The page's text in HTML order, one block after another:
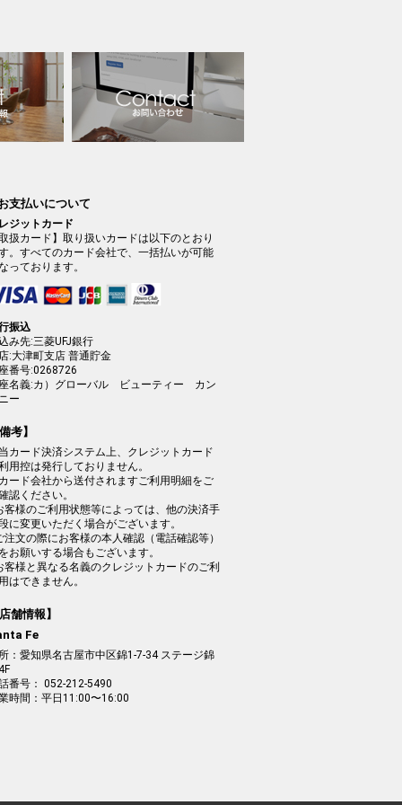
支払いについて
ジットカード
扱カード】取り扱いカードは以下のとおり
。すべてのカード会社で、一括払いが可能
っております。
振込
み先:三菱UFJ銀行
:大津町支店 普通貯金
番号:0268726
名義:カ）グローバル ビューティー カン
ー
考】
カード決済システム上、クレジットカード
用控は発行しておりません。
ード会社から送付されますご利用明細をご
認ください。
客様のご利用状態等によっては、他の決済手
に変更いただく場合がございます。
注文の際にお客様の本人確認（電話確認等）
お願いする場合もございます。
客様と異なる名義のクレジットカードのご利
はできません。
舗情報】
Fe
：愛知県名古屋市中区錦1-7-34 ステージ錦
番号： 052-212-5490
時間：平日11:00〜16:00